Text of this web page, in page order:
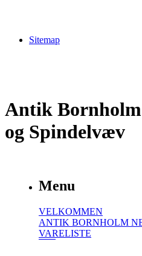
Sitemap
Antik
og Spindelvæv
Menu
VELKOMMEN
ANTIK BORNHOLM
VARELISTE